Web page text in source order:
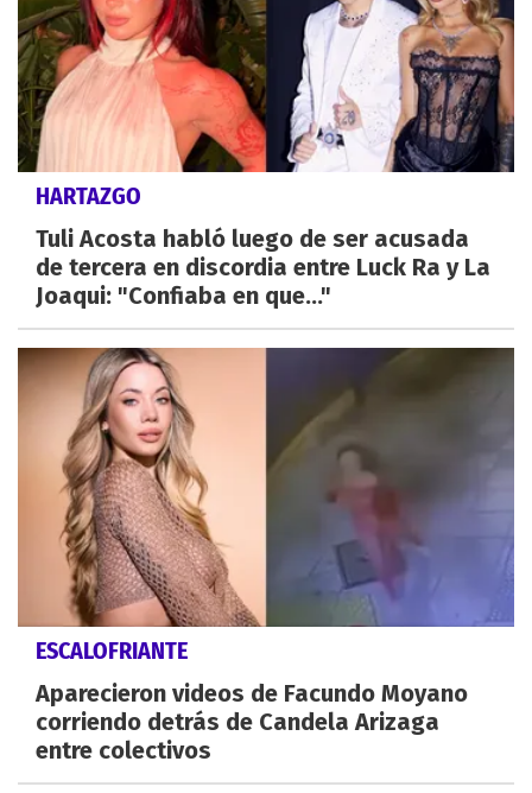
HARTAZGO
Tuli Acosta habló luego de ser acusada
de tercera en discordia entre Luck Ra y La
Joaqui: "Confiaba en que..."
ESCALOFRIANTE
Aparecieron videos de Facundo Moyano
corriendo detrás de Candela Arizaga
entre colectivos